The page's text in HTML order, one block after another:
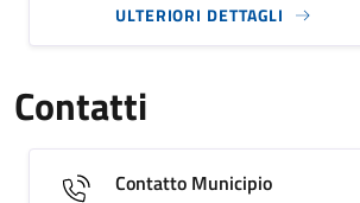
ULTERIORI DETTAGLI
Contatti
Contatto Municipio